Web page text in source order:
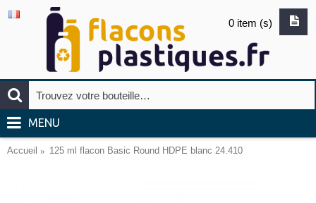
0 item (s)
MENU
Accueil 125 ml flacon Basic Round HDPE blanc 24.410